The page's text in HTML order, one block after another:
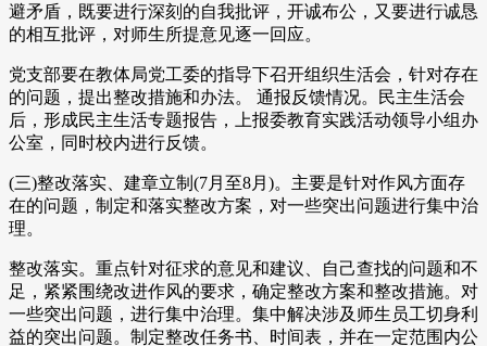
避矛盾，既要进行深刻的自我批评，开诚布公，又要进行诚恳
的相互批评，对师生所提意见逐一回应。
党支部要在教体局党工委的指导下召开组织生活会，针对存在
的问题，提出整改措施和办法。 通报反馈情况。民主生活会
后，形成民主生活专题报告，上报委教育实践活动领导小组办
公室，同时校内进行反馈。
(三)整改落实、建章立制(7月至8月)。主要是针对作风方面存
在的问题，制定和落实整改方案，对一些突出问题进行集中治
理。
整改落实。重点针对征求的意见和建议、自己查找的问题和不
足，紧紧围绕改进作风的要求，确定整改方案和整改措施。对
一些突出问题，进行集中治理。集中解决涉及师生员工切身利
益的突出问题。制定整改任务书、时间表，并在一定范围内公